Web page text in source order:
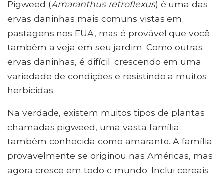
Pigweed (Amaranthus retroflexus) é uma das
ervas daninhas mais comuns vistas em
pastagens nos EUA, mas é provável que você
também a veja em seu jardim. Como outras
ervas daninhas, é difícil, crescendo em uma
variedade de condições e resistindo a muitos
herbicidas.
Na verdade, existem muitos tipos de plantas
chamadas pigweed, uma vasta família
também conhecida como amaranto. A família
provavelmente se originou nas Américas, mas
agora cresce em todo o mundo. Inclui cereais